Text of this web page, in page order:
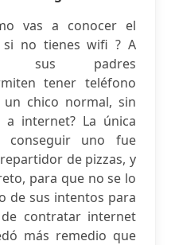
vas a conocer el
si no tienes wifi ? A
sus padres
tener teléfono
un chico normal, sin
internet? La única
conseguir uno fue
de pizzas, y
para que no se lo
de sus intentos para
contratar internet
más remedio que